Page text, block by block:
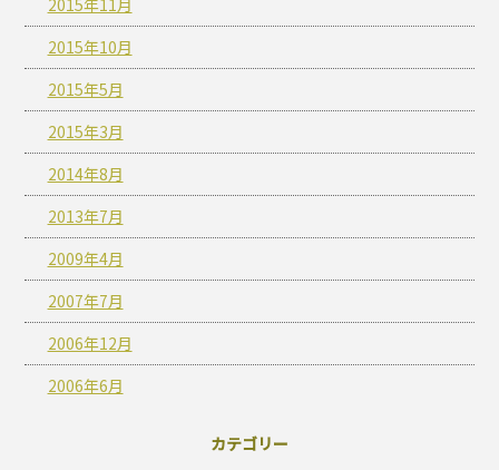
2015年11月
2015年10月
2015年5月
2015年3月
2014年8月
2013年7月
2009年4月
2007年7月
2006年12月
2006年6月
カテゴリー